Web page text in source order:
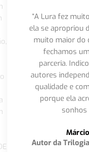
“A Lura fez
ela se apropriou
muito maior do
fechamos
parceria.
autores
qualidade e
porque ela
sonhos
Autor da